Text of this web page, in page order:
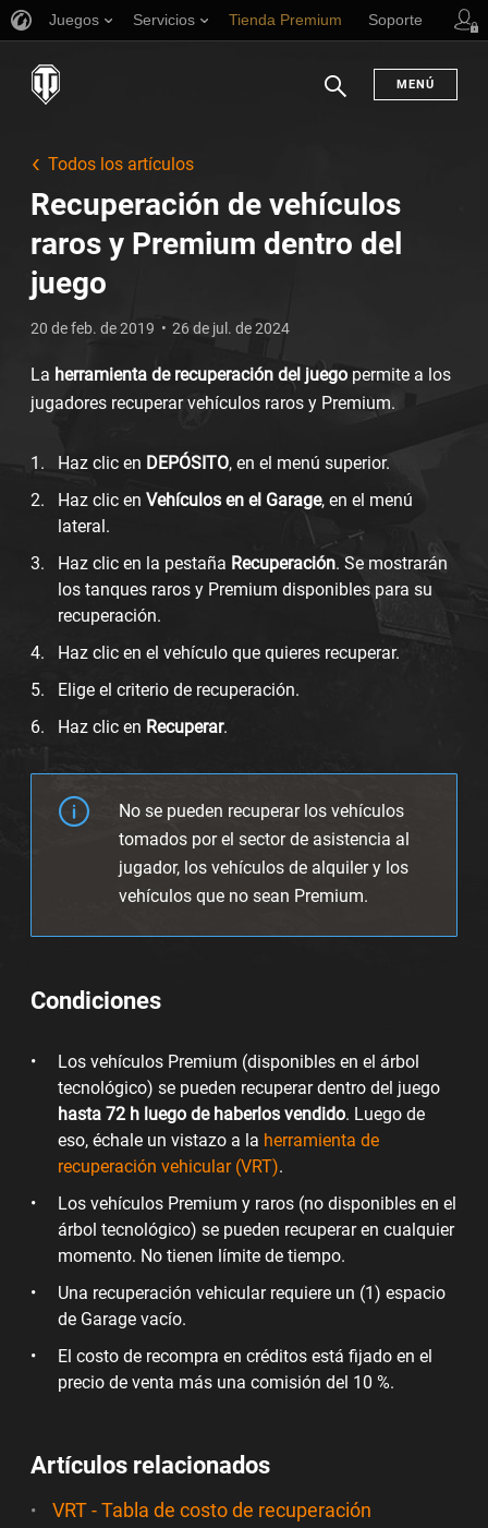
Juegos Servicios Tienda Premium Soporte
MENÚ
Todos los artículos
Recuperación de vehículos
raros y Premium dentro del
juego
20 de feb. de 2019 26 de jul. de 2024
La herramienta de recuperación del juego permite a los
jugadores recuperar vehículos raros y Premium.
Haz clic en DEPÓSITO, en el menú superior.
Haz clic en Vehículos en el Garage, en el menú
lateral.
Haz clic en la pestaña Recuperación. Se mostrarán
los tanques raros y Premium disponibles para su
recuperación.
Haz clic en el vehículo que quieres recuperar.
Elige el criterio de recuperación.
Haz clic en Recuperar.
No se pueden recuperar los vehículos
tomados por el sector de asistencia al
jugador, los vehículos de alquiler y los
vehículos que no sean Premium.
Condiciones
Los vehículos Premium (disponibles en el árbol
tecnológico) se pueden recuperar dentro del juego
hasta 72 h luego de haberlos vendido. Luego de
eso, échale un vistazo a la herramienta de
recuperación vehicular (VRT).
Los vehículos Premium y raros (no disponibles en el
árbol tecnológico) se pueden recuperar en cualquier
momento. No tienen límite de tiempo.
Una recuperación vehicular requiere un (1) espacio
de Garage vacío.
El costo de recompra en créditos está fijado en el
precio de venta más una comisión del 10 %.
Artículos relacionados
VRT - Tabla de costo de recuperación